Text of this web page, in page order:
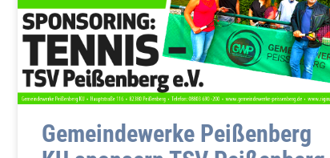
Gemeindewerke Peißenberg